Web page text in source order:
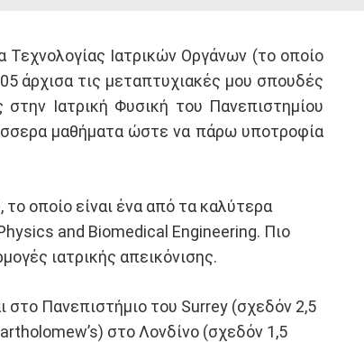
Ιατρικών Οργάνων (το οποίο
άρχισα τις μεταπτυχιακές μου σπουδές
Ιατρική Φυσική του Πανεπιστημίου
μαθήματα ώστε να πάρω υποτροφία
οποίο είναι ένα από τα καλύτερα
and Biomedical Engineering. Πιο
ιατρικής απεικόνισης.
στο Πανεπιστήμιο του Surrey (σχεδόν 2,5
στο Λονδίνο (σχεδόν 1,5